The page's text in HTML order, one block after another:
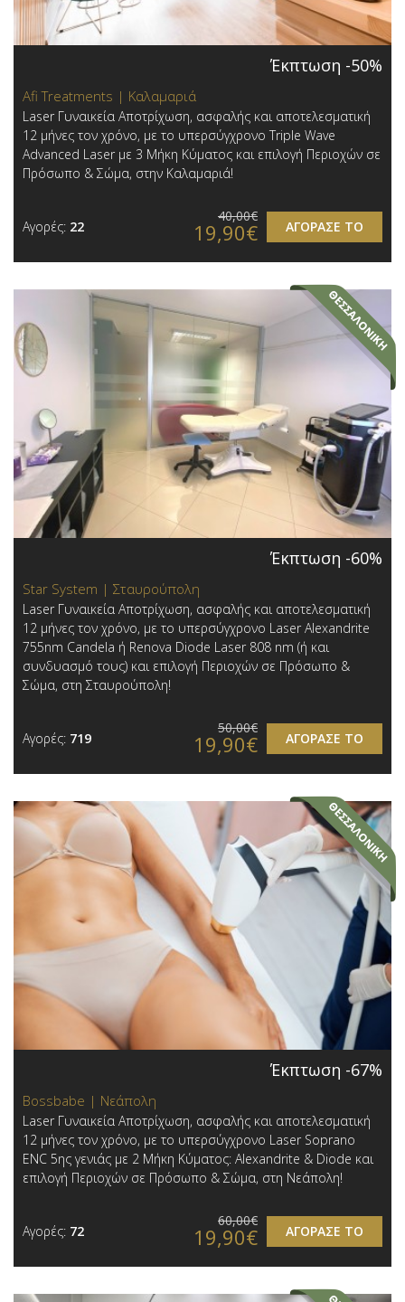
Έκπτωση -50%
Afi Treatments | Καλαμαριά
Laser Γυναικεία Αποτρίχωση, ασφαλής και αποτελεσματική
12 μήνες τον χρόνο, με το υπερσύγχρονο Triple Wave
Advanced Laser με 3 Μήκη Κύματος και επιλογή Περιοχών σε
Πρόσωπο & Σώμα, στην Καλαμαριά!
Αγορές: 22 ΑΓΟΡΑΣΕ ΤΟ
40,00€
19,90€
Έκπτωση -60%
Star System | Σταυρούπολη
Laser Γυναικεία Αποτρίχωση, ασφαλής και αποτελεσματική
12 μήνες τον χρόνο, με το υπερσύγχρονο Laser Alexandrite
755nm Candela ή Renova Diode Laser 808 nm (ή και
συνδυασμό τους) και επιλογή Περιοχών σε Πρόσωπο &
Σώμα, στη Σταυρούπολη!
Αγορές: 719 ΑΓΟΡΑΣΕ ΤΟ
50,00€
19,90€
Έκπτωση -67%
Bossbabe | Νεάπολη
Laser Γυναικεία Αποτρίχωση, ασφαλής και αποτελεσματική
12 μήνες τον χρόνο, με το υπερσύγχρονο Laser Soprano
ENC 5ης γενιάς με 2 Μήκη Κύματος: Alexandrite & Diode και
επιλογή Περιοχών σε Πρόσωπο & Σώμα, στη Νεάπολη!
Αγορές: 72 ΑΓΟΡΑΣΕ ΤΟ
60,00€
19,90€